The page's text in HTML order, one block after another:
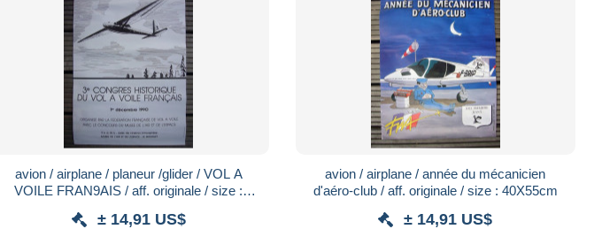
avion / airplane / planeur /glider / VOL A
VOILE FRAN9AIS / aff. originale / size :
± 14,91 US$
avion / airplane / année du mécanicien
d'aéro-club / aff. originale / size : 40X55cm
± 14,91 US$